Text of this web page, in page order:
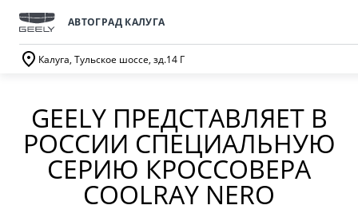
АВТОГРАД КАЛУГА
Калуга, Тульское шоссе, зд.14 Г
МОДЕЛИ
ПОКУПАТЕЛЯМ
ВЫБОР И ПОКУПКА
Автомобили в наличии
ВЛАДЕЛЬЦАМ
СЕРВИС
Запись в сервисный центр
О КОМПАНИИ
О бренде GEELY
О дилерском центре
GEELY ПРЕДСТАВЛЯЕТ В
РОССИИ СПЕЦИАЛЬНУЮ
СЕРИЮ КРОССОВЕРА
COOLRAY NERO